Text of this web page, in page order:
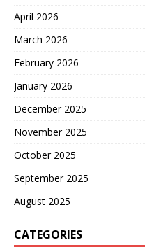
April 2026
March 2026
February 2026
January 2026
December 2025
November 2025
October 2025
September 2025
August 2025
CATEGORIES